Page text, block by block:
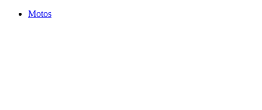
Motos